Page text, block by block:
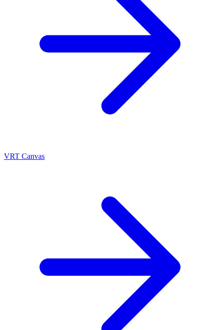
VRT Canvas